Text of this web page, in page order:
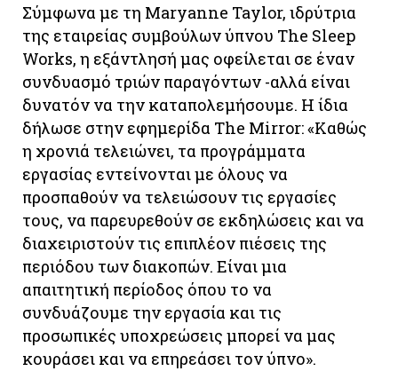
Σύμφωνα με τη Maryanne Taylor, ιδρύτρια
της εταιρείας συμβούλων ύπνου The Sleep
Works, η εξάντλησή μας οφείλεται σε έναν
συνδυασμό τριών παραγόντων -αλλά είναι
δυνατόν να την καταπολεμήσουμε. Η ίδια
δήλωσε στην εφημερίδα The Mirror: «Καθώς
η χρονιά τελειώνει, τα προγράμματα
εργασίας εντείνονται με όλους να
προσπαθούν να τελειώσουν τις εργασίες
τους, να παρευρεθούν σε εκδηλώσεις και να
διαχειριστούν τις επιπλέον πιέσεις της
περιόδου των διακοπών. Είναι μια
απαιτητική περίοδος όπου το να
συνδυάζουμε την εργασία και τις
προσωπικές υποχρεώσεις μπορεί να μας
κουράσει και να επηρεάσει τον ύπνο».